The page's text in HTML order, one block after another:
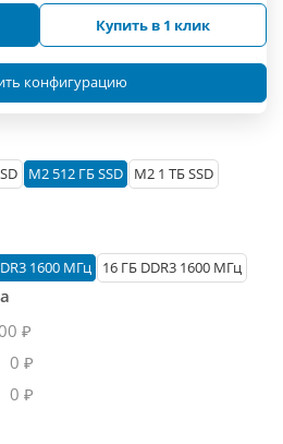
Купить в 1 клик
конфигурацию
M2 512 ГБ SSD
M2 1 ТБ SSD
1600 МГц 16 ГБ DDR3 1600 МГц
₽
0 ₽
0 ₽